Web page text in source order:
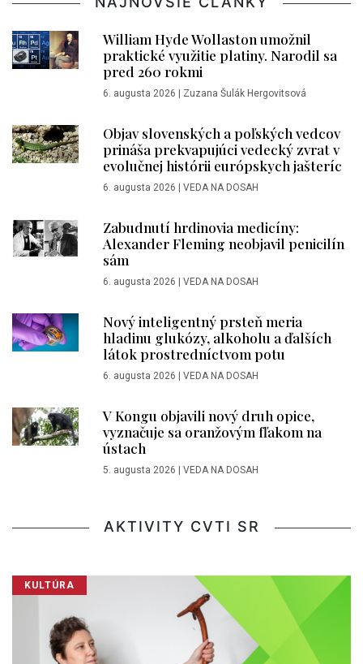
William Hyde Wollaston umožnil
praktické využitie platiny. Narodil sa
pred 260 rokmi
6. augusta 2026 Zuzana Šulák Hergovitsová
Objav slovenských a poľských vedcov
prináša prekvapujúci vedecký zvrat v
evolučnej histórii európskych jašteríc
6. augusta 2026 VEDA NA DOSAH
Zabudnutí hrdinovia medicíny:
Alexander Fleming neobjavil penicilín
sám
6. augusta 2026 VEDA NA DOSAH
Nový inteligentný prsteň meria
hladinu glukózy, alkoholu a ďalších
látok prostredníctvom potu
6. augusta 2026 VEDA NA DOSAH
V Kongu objavili nový druh opice,
vyznačuje sa oranžovým fľakom na
ústach
5. augusta 2026 VEDA NA DOSAH
AKTIVITY CVTI SR
KULTÚRA